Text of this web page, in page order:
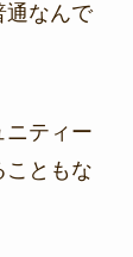
通なんで
ニティー
こともな